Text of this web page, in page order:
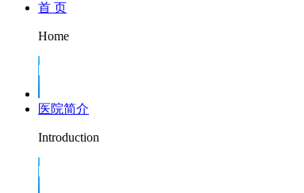
首 页
Home
医院简介
Introduction